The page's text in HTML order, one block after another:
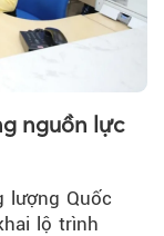
nguồn lực
lượng Quốc
lộ trình